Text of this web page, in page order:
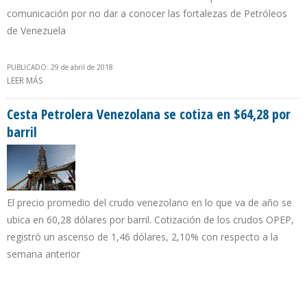
comunicación por no dar a conocer las fortalezas de Petróleos
de Venezuela
PUBLICADO: 29 de abril de 2018
LEER MÁS
Cesta Petrolera Venezolana se cotiza en $64,28 por
barril
El precio promedio del crudo venezolano en lo que va de año se
ubica en 60,28 dólares por barril. Cotización de los crudos OPEP,
registró un ascenso de 1,46 dólares, 2,10% con respecto a la
semana anterior